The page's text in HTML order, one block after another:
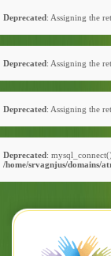
Deprecated: Assigning the
Deprecated: Assigning the
Deprecated: Assigning the
Deprecated:
/home/srvagnjus/domains/